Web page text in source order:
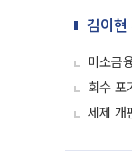
김이현
미소금
회수 포
세제 개